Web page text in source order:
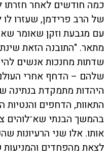
כמה חודשים לאחר חזרתו
של הרב פרידמן, שעזרו
עם מגבעת וזקן שאומר
מתאר. "התובנה הזאת
שדתות מחנכות אנשים
שלהם – הדחף אחרי
היהדות מתמקדת בנתינה
התאוות, הדחפים והנטיות
בהמשך הבנתי שא־לוהים
אותו. אלו שני הרעיונות
לצאת מהפחדים והמניעות